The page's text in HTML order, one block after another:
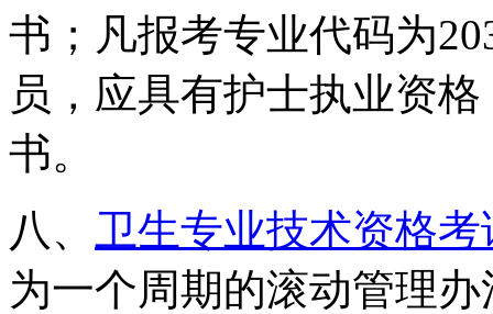
书；凡报考专业代码为
员，应具有护士执业资
书。
八、 卫生专业技术资格考
为一个周期的滚动管理